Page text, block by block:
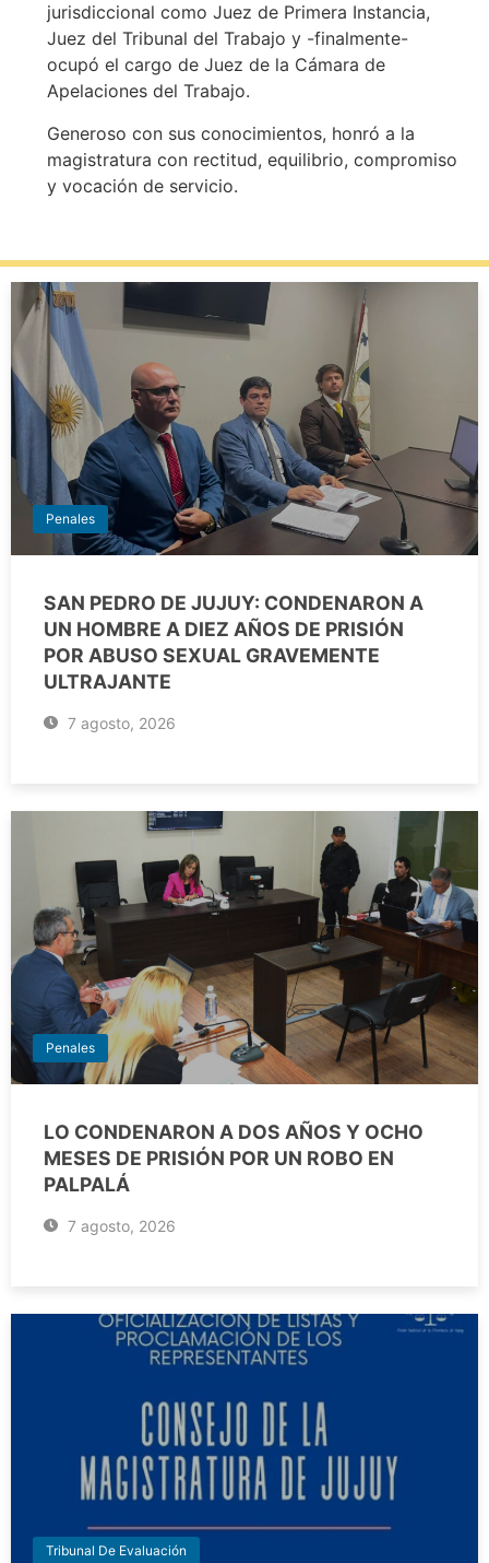
jurisdiccional como Juez de Primera Instancia,
Juez del Tribunal del Trabajo y -finalmente-
ocupó el cargo de Juez de la Cámara de
Apelaciones del Trabajo.
Generoso con sus conocimientos, honró a la
magistratura con rectitud, equilibrio, compromiso
y vocación de servicio.
Penales
SAN PEDRO DE JUJUY: CONDENARON A
UN HOMBRE A DIEZ AÑOS DE PRISIÓN
POR ABUSO SEXUAL GRAVEMENTE
ULTRAJANTE
7 agosto, 2026
Penales
LO CONDENARON A DOS AÑOS Y OCHO
MESES DE PRISIÓN POR UN ROBO EN
PALPALÁ
7 agosto, 2026
Tribunal De Evaluación